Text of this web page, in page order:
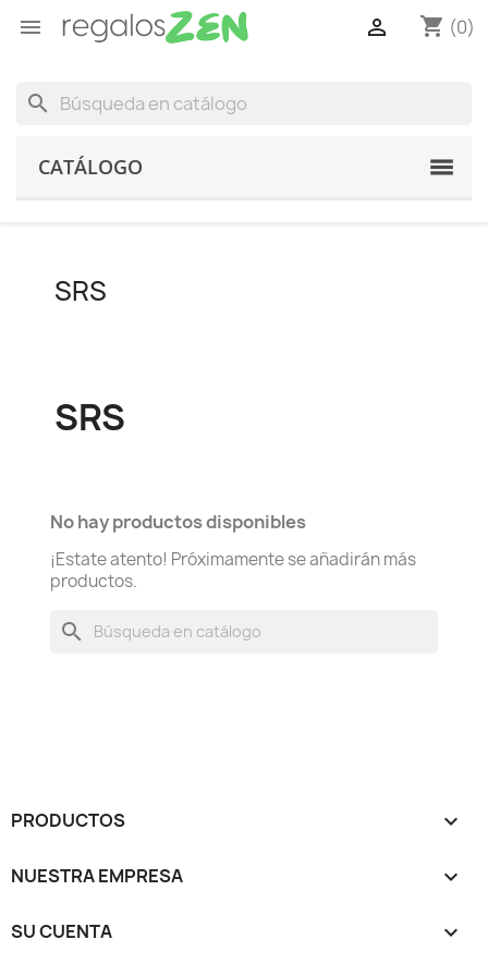
 shopping_cart (0)

search
CATÁLOGO
SRS
SRS
No hay productos disponibles
¡Estate atento! Próximamente se añadirán más
productos.
search
PRODUCTOS 
NUESTRA EMPRESA 
SU CUENTA 